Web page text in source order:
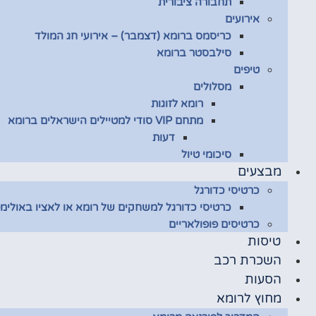
אירועים
כריסמס ברומא (דצמבר) – אירועי חג המולד
סילבסטר ברומא
טיפים
מסלולים
רומא לזוגות
מתחם VIP סודי למטיילים הישראלים ברומא
דעות
סיכומי טיול
מבצעים
כרטיסי כדורגל
כרטיסי כדורגל למשחקים של רומא או לאציו
כרטיסים פופולאריים
טיסות
השכרת רכב
הסעות
מחוץ לרומא